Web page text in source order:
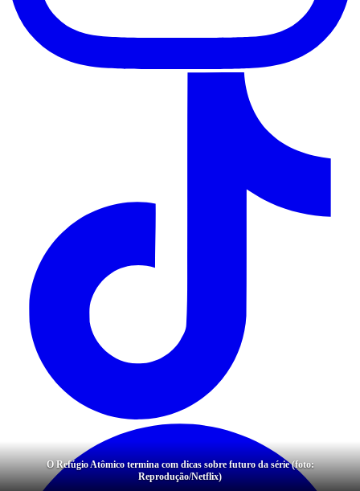
O Refúgio Atômico termina com dicas sobre futuro da série (foto:
Reprodução/Netflix)